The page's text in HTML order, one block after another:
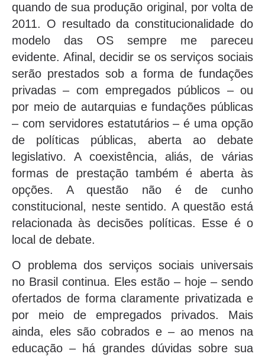
quando de sua produção original, por volta de
2011. O resultado da constitucionalidade do
modelo das OS sempre me pareceu
evidente. Afinal, decidir se os serviços sociais
serão prestados sob a forma de fundações
privadas – com empregados públicos – ou
por meio de autarquias e fundações públicas
– com servidores estatutários – é uma opção
de políticas públicas, aberta ao debate
legislativo. A coexistência, aliás, de várias
formas de prestação também é aberta às
opções. A questão não é de cunho
constitucional, neste sentido. A questão está
relacionada às decisões políticas. Esse é o
local de debate.
O problema dos serviços sociais universais
no Brasil continua. Eles estão – hoje – sendo
ofertados de forma claramente privatizada e
por meio de empregados privados. Mais
ainda, eles são cobrados e – ao menos na
educação – há grandes dúvidas sobre sua